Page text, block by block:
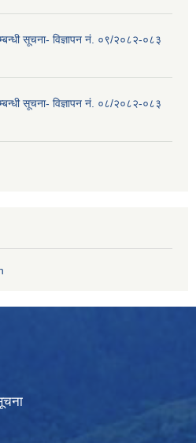
सूचना- विज्ञापन नं. ०९/२०८२-०८३
सूचना- विज्ञापन नं. ०८/२०८२-०८३